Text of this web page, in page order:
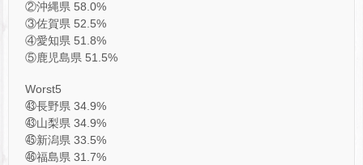
②沖縄県 58.0%
③佐賀県 52.5%
④愛知県 51.8%
⑤鹿児島県 51.5%
Worst5
㊸長野県 34.9%
㊸山梨県 34.9%
㊺新潟県 33.5%
㊻福島県 31.7%